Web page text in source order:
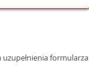
formularza